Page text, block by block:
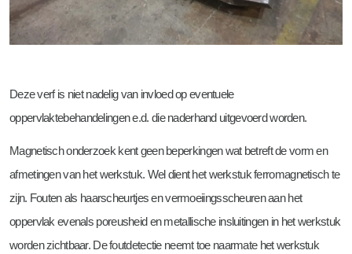
Deze verf is niet nadelig van invloed op eventuele
oppervlaktebehandelingen e.d. die naderhand uitgevoerd worden.
Magnetisch onderzoek kent geen beperkingen wat betreft de vorm en
afmetingen van het werkstuk. Wel dient het werkstuk ferromagnetisch te
zijn. Fouten als haarscheurtjes en vermoeiingsscheuren aan het
oppervlak evenals poreusheid en metallische insluitingen in het werkstuk
worden zichtbaar. De foutdetectie neemt toe naarmate het werkstuk